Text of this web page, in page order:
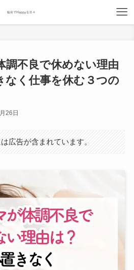
調不良で休めない理由
なく仕事を休む３つの
26日
広告が含まれています。